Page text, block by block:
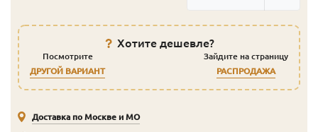
Хотите дешевле?
Посмотрите
ДРУГОЙ ВАРИАНТ
Зайдите на страницу
РАСПРОДАЖА
Доставка по Москве и МО